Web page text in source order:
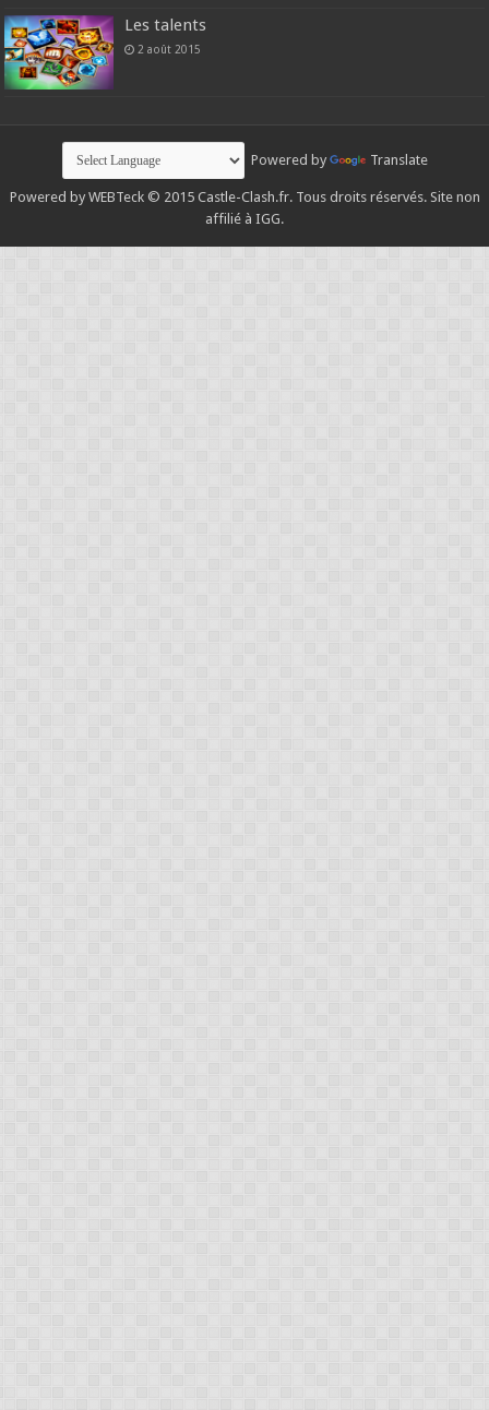
Les talents
2 août 2015
Powered by Translate
Powered by WEBTeck© 2015 Castle-Clash.fr. Tous droits réservés. Site non
affilié à IGG.